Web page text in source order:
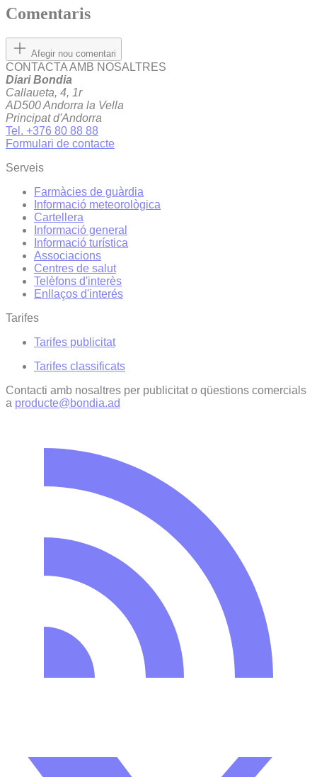
Comentaris
Afegir nou comentari
CONTACTA AMB NOSALTRES
Diari Bondia
Callaueta, 4, 1r
AD500 Andorra la Vella
Principat d'Andorra
Tel. +376 80 88 88
Formulari de contacte
Serveis
Farmàcies de guàrdia
Informació meteorològica
Cartellera
Informació general
Informació turística
Associacions
Centres de salut
Telèfons d'interès
Enllaços d'interés
Tarifes
Tarifes publicitat
Tarifes classificats
Contacti amb nosaltres per publicitat o qüestions comercials
a producte@bondia.ad